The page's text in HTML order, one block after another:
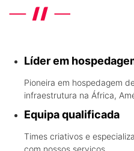
Líder em
Pioneira em hospedagem
infraestrutura na África,
Equipa qualificada
Times criativos e
com nossos serviços.